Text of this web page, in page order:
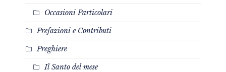
Occasioni Particolari
Prefazioni e Contributi
Preghiere
Il Santo del mese